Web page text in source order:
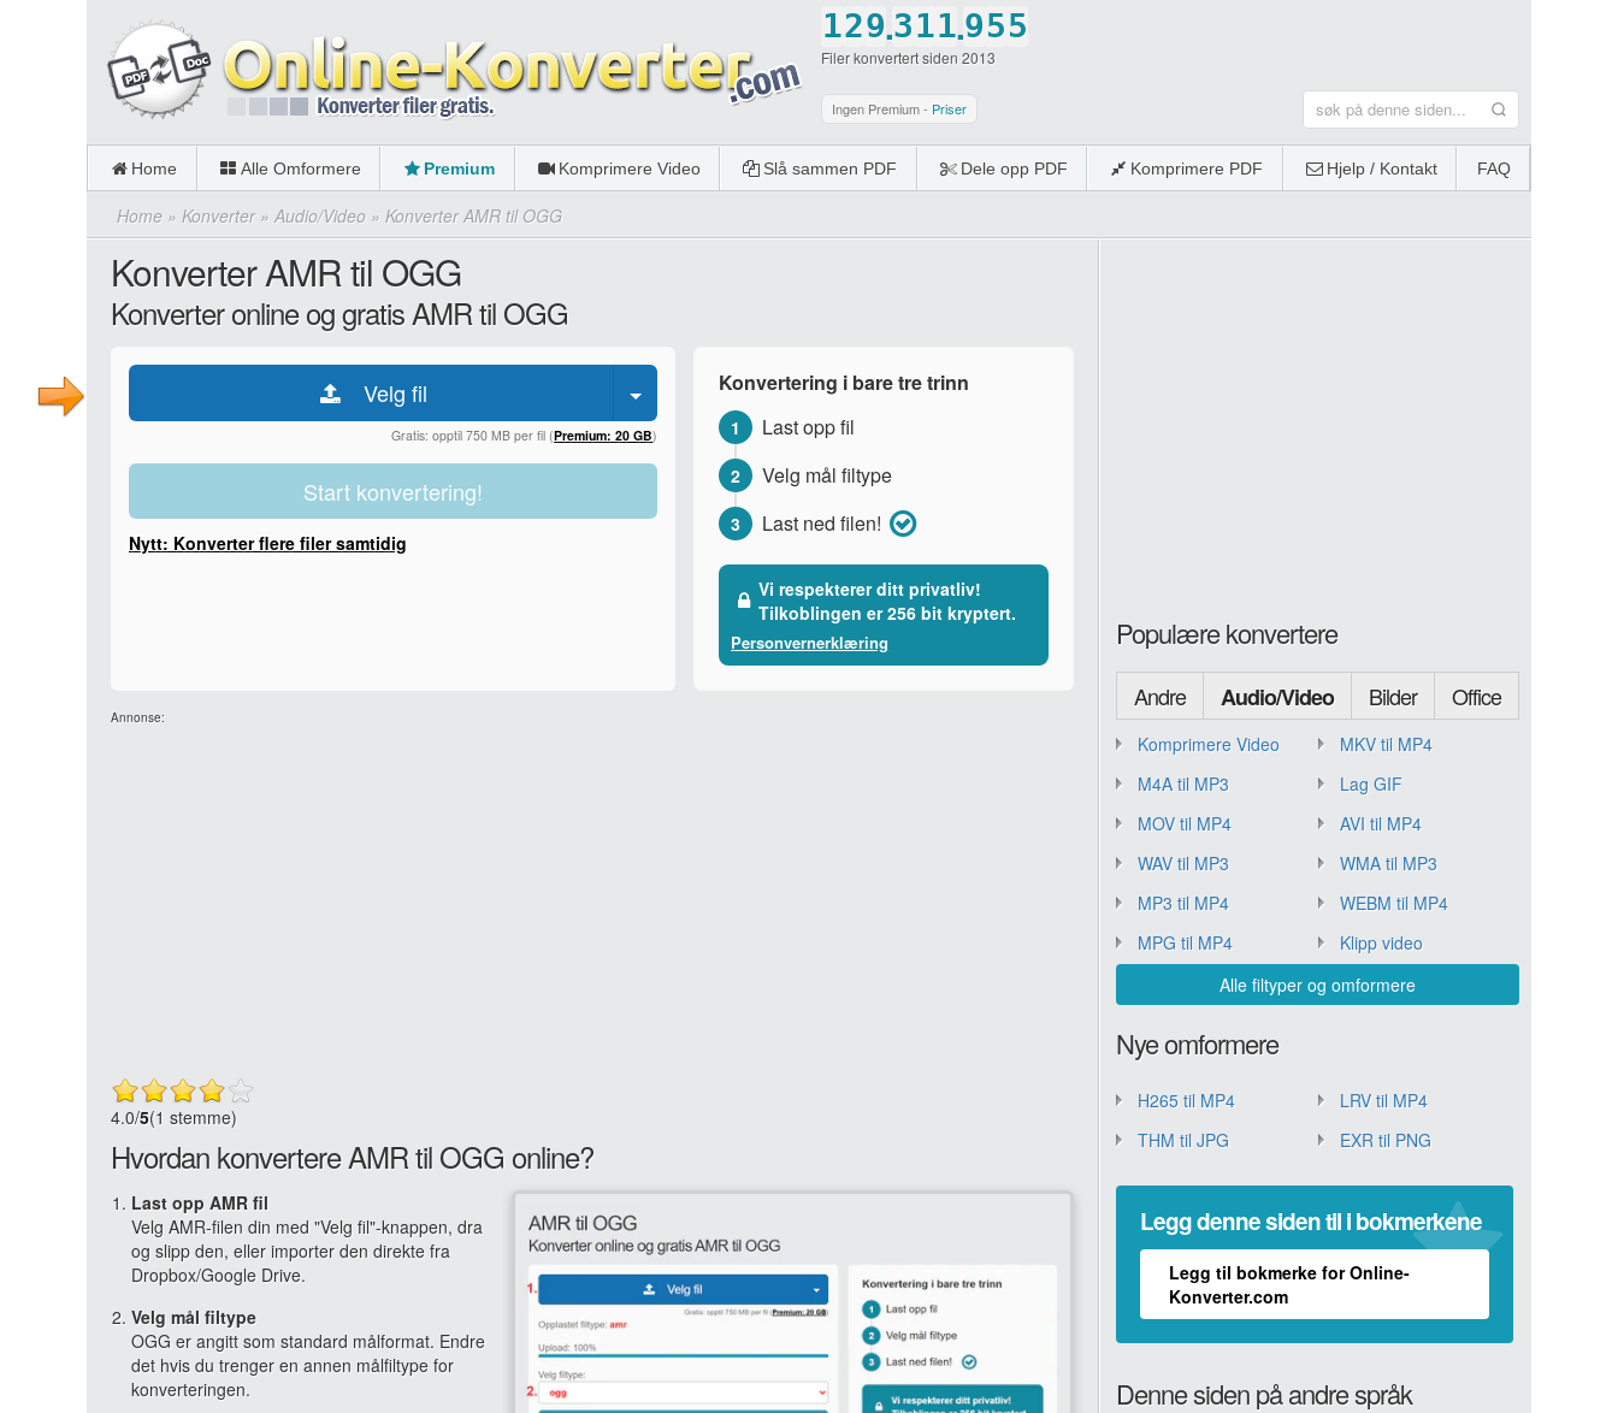
1
2
3
4
5
6
0
2
3
4
5
6
7
9
0
.3
4
5
6
7
8
1
2
3
4
5
6
0
1
2
3
4
5
6
0
.9
0
5
6
8
9
0
5
8
9
0
Filer konvertert siden 2013
Ingen Premium - Priser
Home Alle Omformere Premium Komprimere Video Slå sammen PDF Dele opp PDF Komprimere PDF Hjelp / Kontakt FAQ
Home » Konverter» Audio/Video » Konverter AMR til OGG
Konverter AMR til OGG
Konverter online og gratis AMR til OGG
Velg fil
Gratis: opptil 750 MB per fil (Premium: 20 GB)
Start konvertering!
Nytt: Konverter flere filer samtidig
Konvertering i bare tre trinn
1 Last opp fil
2 Velg mål filtype
3 Last ned filen!
Vi respekterer ditt privatliv!
Tilkoblingen er 256 bit kryptert.
Personvernerklæring
Annonse:
4.0/5(1 stemme)
Hvordan konvertere AMR til OGG online?
Last opp AMR fil
Velg AMR-filen din med "Velg fil"-knappen, dra
og slipp den, eller importer den direkte fra
Dropbox/Google Drive.
Velg mål filtype
OGG er angitt som standard målformat. Endre
det hvis du trenger en annen målfiltype for
konverteringen.
Populære konvertere
Andre Audio/Video Bilder Office
Komprimere Video
MKV til MP4
M4A til MP3
Lag GIF
MOV til MP4
AVI til MP4
WAV til MP3
WMA til MP3
MP3 til MP4
WEBM til MP4
MPG til MP4
Klipp video
Alle filtyper og omformere
Nye omformere
H265 til MP4
LRV til MP4
THM til JPG
EXR til PNG
Legg denne siden til i bokmerkene
Legg til bokmerke for Online-
Konverter.com
Denne siden på andre språk